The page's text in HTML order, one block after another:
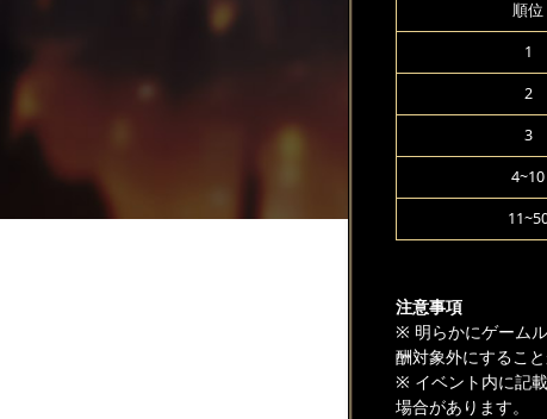
順位
1
2
3
4~10
注意事項
※ 明らかにゲーム
酬対象外にすること
※ イベント内に記
場合があります。